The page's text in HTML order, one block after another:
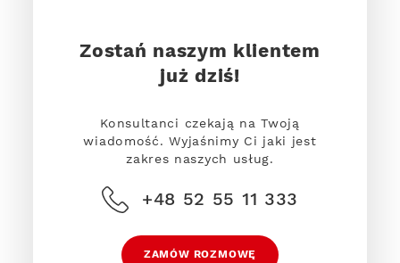
Zostań naszym klientem
już dziś!
Konsultanci czekają na Twoją
wiadomość. Wyjaśnimy Ci jaki jest
zakres naszych usług.
+48 52 55 11 333
ZAMÓW ROZMOWĘ